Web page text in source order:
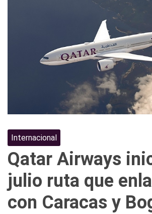
Internacional
Qatar Airways
julio ruta que
con Caracas y